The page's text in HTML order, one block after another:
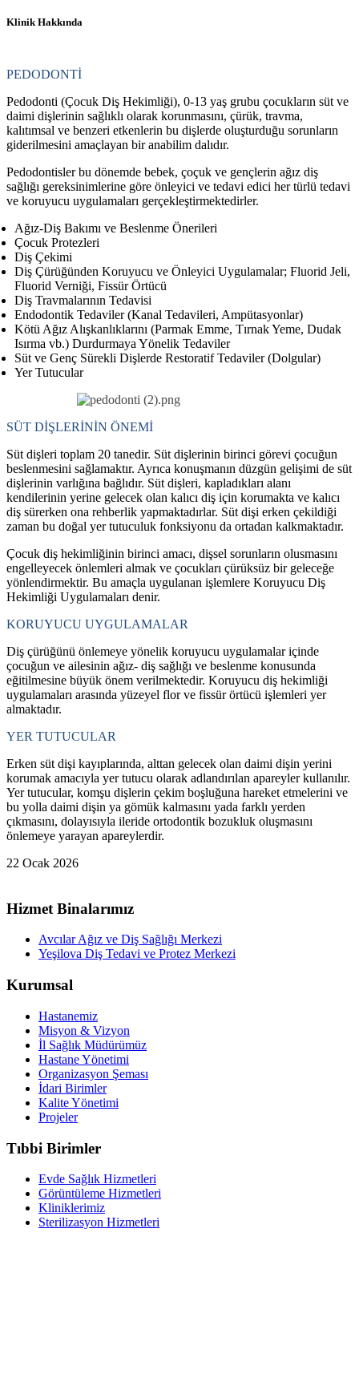
Klinik Hakkında
PEDODONTİ
Pedodonti (Çocuk Diş Hekimliği), 0-13 yaş grubu çocukların süt ve
daimi dişlerinin sağlıklı olarak korunmasını, çürük, travma,
kalıtımsal ve benzeri etkenlerin bu dişlerde oluşturduğu sorunların
giderilmesini amaçlayan bir anabilim dalıdır.
Pedodontisler bu dönemde bebek, çoçuk ve gençlerin ağız diş
sağlığı gereksinimlerine göre önleyici ve tedavi edici her türlü tedavi
ve koruyucu uygulamaları gerçekleştirmektedirler.
Ağız-Diş Bakımı ve Beslenme Önerileri
Çocuk Protezleri
Diş Çekimi
Diş Çürüğünden Koruyucu ve Önleyici Uygulamalar; Fluorid Jeli,
Fluorid Verniği, Fissür Örtücü
Diş Travmalarının Tedavisi
Endodontik Tedaviler (Kanal Tedavileri, Ampütasyonlar)
Kötü Ağız Alışkanlıklarını (Parmak Emme, Tırnak Yeme, Dudak
Isırma vb.) Durdurmaya Yönelik Tedaviler
Süt ve Genç Sürekli Dişlerde Restoratif Tedaviler (Dolgular)
Yer Tutucular
SÜT DİŞLERİNİN ÖNEMİ
Süt dişleri toplam 20 tanedir. Süt dişlerinin birinci görevi çocuğun
beslenmesini sağlamaktır. Ayrıca konuşmanın düzgün gelişimi de süt
dişlerinin varlığına bağlıdır. Süt dişleri, kapladıkları alanı
kendilerinin yerine gelecek olan kalıcı diş için korumakta ve kalıcı
diş sürerken ona rehberlik yapmaktadırlar. Süt dişi erken çekildiği
zaman bu doğal yer tutuculuk fonksiyonu da ortadan kalkmaktadır.
Çocuk diş hekimliğinin birinci amacı, dişsel sorunların olusmasını
engelleyecek önlemleri almak ve çocukları çürüksüz bir geleceğe
yönlendirmektir. Bu amaçla uygulanan işlemlere Koruyucu Diş
Hekimliği Uygulamaları denir.
KORUYUCU UYGULAMALAR
Diş çürüğünü önlemeye yönelik koruyucu uygulamalar içinde
çocuğun ve ailesinin ağız- diş sağlığı ve beslenme konusunda
eğitilmesine büyük önem verilmektedir. Koruyucu diş hekimliği
uygulamaları arasında yüzeyel flor ve fissür örtücü işlemleri yer
almaktadır.
YER TUTUCULAR
Erken süt dişi kayıplarında, alttan gelecek olan daimi dişin yerini
korumak amacıyla yer tutucu olarak adlandırılan apareyler kullanılır.
Yer tutucular, komşu dişlerin çekim boşluğuna hareket etmelerini ve
bu yolla daimi dişin ya gömük kalmasını yada farklı yerden
çıkmasını, dolayısıyla ileride ortodontik bozukluk oluşmasını
önlemeye yarayan apareylerdir.
22 Ocak 2026
Hizmet Binalarımız
Avcılar Ağız ve Diş Sağlığı Merkezi
Yeşilova Diş Tedavi ve Protez Merkezi
Kurumsal
Hastanemiz
Misyon & Vizyon
İl Sağlık Müdürümüz
Hastane Yönetimi
Organizasyon Şeması
İdari Birimler
Kalite Yönetimi
Projeler
Tıbbi Birimler
Evde Sağlık Hizmetleri
Görüntüleme Hizmetleri
Kliniklerimiz
Sterilizasyon Hizmetleri